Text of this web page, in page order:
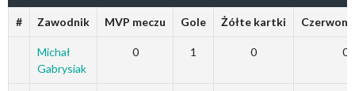
# Zawodnik MVP meczu Gole Żółte kartki
Michał
Gabrysiak
0 1 0 0